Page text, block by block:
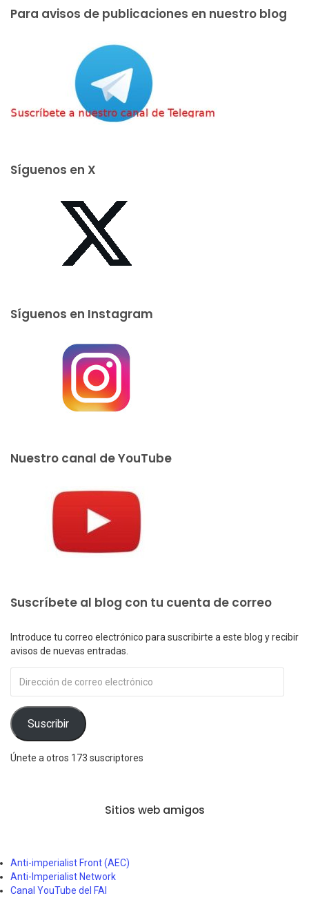
Para avisos de publicaciones en nuestro blog
Síguenos en X
Síguenos en Instagram
Nuestro canal de YouTube
Suscríbete al blog con tu cuenta de correo
Introduce tu correo electrónico para suscribirte a este blog y recibir
avisos de nuevas entradas.
de
electrónico
Suscribir
Únete a otros 173 suscriptores
Sitios web amigos
Anti-imperialist Front (AEC)
Anti-Imperialist Network
Canal YouTube del FAI